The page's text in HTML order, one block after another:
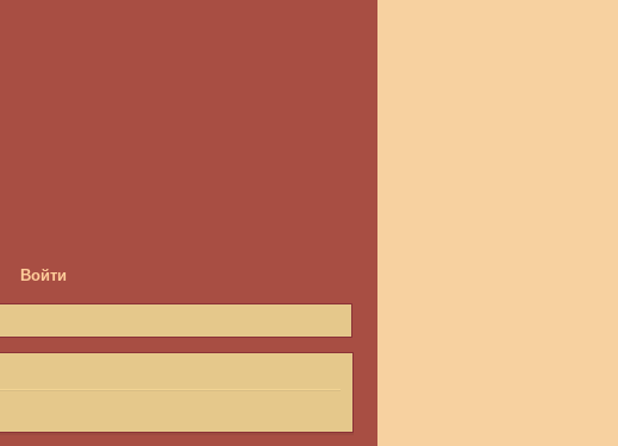
Войти